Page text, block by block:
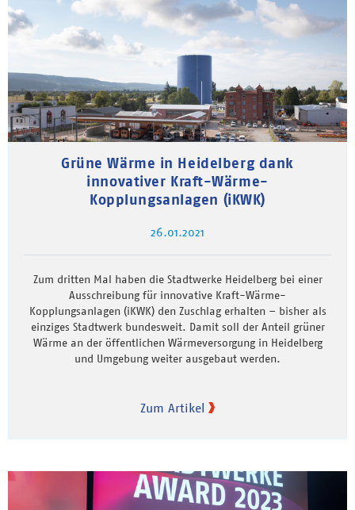
Grüne Wärme in Heidelberg dank
innovativer Kraft-Wärme-
Kopplungsanlagen (iKWK)
26.01.2021
Zum dritten Mal haben die Stadtwerke Heidelberg bei einer
Ausschreibung für innovative Kraft-Wärme-
Kopplungsanlagen (iKWK) den Zuschlag erhalten – bisher als
einziges Stadtwerk bundesweit. Damit soll der Anteil grüner
Wärme an der öffentlichen Wärmeversorgung in Heidelberg
und Umgebung weiter ausgebaut werden.
Zum Artikel